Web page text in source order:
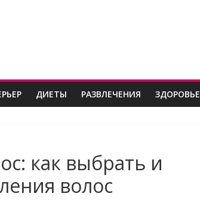
ДИЕТЫ РАЗВЛЕЧЕНИЯ ЗДОРОВЬЕ
как выбрать и
волос